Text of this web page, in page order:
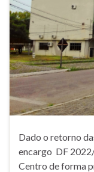
Dado o retorno
encargo DF
Centro de forma